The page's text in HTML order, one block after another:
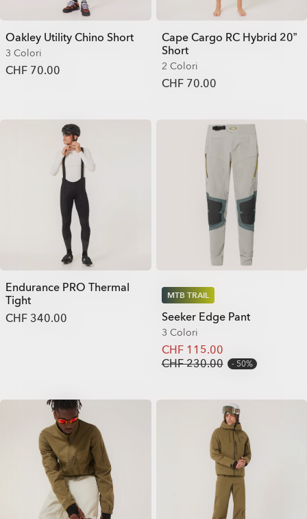
Oakley Utility Chino Short
3 Colori
CHF 70.00
Cape Cargo RC Hybrid 20”
Short
2 Colori
CHF 70.00
Endurance PRO Thermal
Tight
CHF 340.00
MTB TRAIL
Seeker Edge Pant
3 Colori
CHF 115.00
CHF 230.00
50%